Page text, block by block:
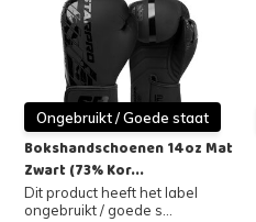
Ongebruikt / Goede staat
Bokshandschoenen 14oz Mat
Zwart (73% Kor...
Dit product heeft het label
ongebruikt / goede s...